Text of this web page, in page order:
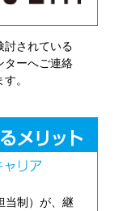
討されている
ターへご連絡
。
当制）が、継